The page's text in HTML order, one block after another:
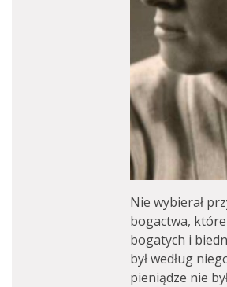
Nie wybierał
bogactwa, które
bogatych i
był według
pieniądze nie